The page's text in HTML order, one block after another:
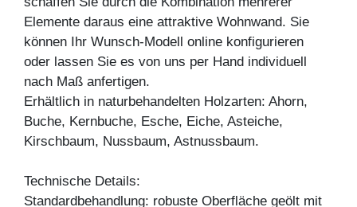
Elemente daraus eine attraktive Wohnwand. Sie
können Ihr Wunsch-Modell online konfigurieren
oder lassen Sie es von uns per Hand individuell
nach Maß anfertigen.
Erhältlich in naturbehandelten Holzarten: Ahorn,
Buche, Kernbuche, Esche, Eiche, Asteiche,
Kirschbaum, Nussbaum, Astnussbaum.
Technische Details:
Standardbehandlung: robuste Oberfläche geölt mit